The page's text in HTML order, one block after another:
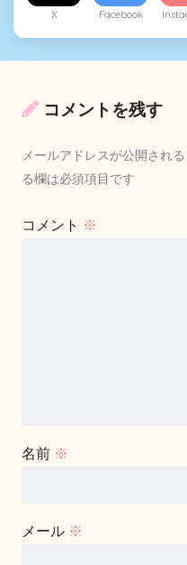
X Facebook
コメントを残す
メールアドレスが公開され
る欄は必須項目です
コメント ※
名前 ※
メール ※